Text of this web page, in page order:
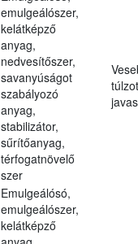
emulgeálószer,
kelátképző
anyag,
nedvesítőszer,
savanyúságot
szabályozó
anyag,
stabilizátor,
sűrítőanyag,
térfogatnövelő
szer
Emulgeálósó,
emulgeálószer,
kelátképző